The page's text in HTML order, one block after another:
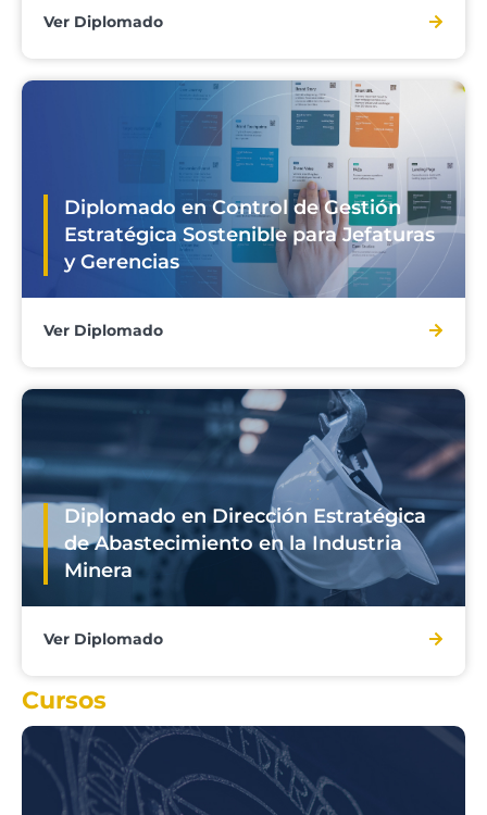
Ver Diplomado
Diplomado en Control de Gestión
Estratégica Sostenible para Jefaturas
y Gerencias
Ver Diplomado
Diplomado en Dirección Estratégica
de Abastecimiento en la Industria
Minera
Ver Diplomado
Cursos